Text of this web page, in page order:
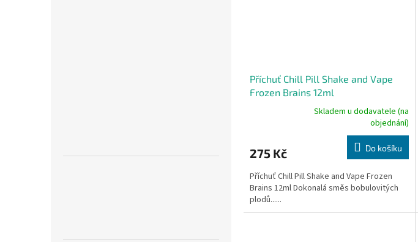
Příchuť Chill Pill Shake and Vape
Frozen Brains 12ml
je
z
5
hvězdiček.
Skladem u dodavatele (na
objednání)
275 Kč Do košíku
Příchuť Chill Pill Shake and Vape Frozen
Brains 12ml Dokonalá směs bobulovitých
plodů......